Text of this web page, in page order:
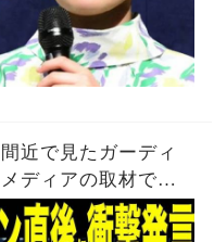
近で見たガーディ
ディアの取材で明
５０-５０」記録に
メジャー 野球】